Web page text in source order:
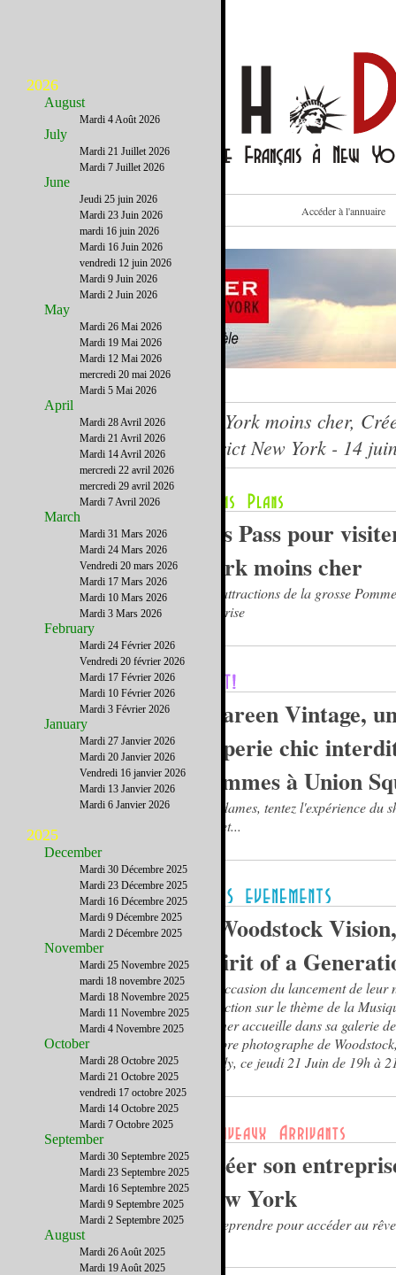
Voir cet email sur le site Accéder à l'annuaire
Les Pass pour visiter New York moins cher,
Le journal du French District New York - 14
Les Pass pour
York moins cher
Les attractions de la grosse
la cerise
Shareen Vintage,
friperie chic
hommes à Union
Mesdames, tentez l'expérience du
secret...
« Woodstock
Spirit of a
A l’occasion du lancement de leur
collection sur le thème de la
Korner accueille dans sa galerie
célèbre photographe de
Landy, ce jeudi 21 Juin de 19h à
Créer son
New York
Entreprendre pour accéder au
2026
August
Mardi 4 Août 2026
July
Mardi 21 Juillet 2026
Mardi 7 Juillet 2026
June
Jeudi 25 juin 2026
Mardi 23 Juin 2026
mardi 16 juin 2026
Mardi 16 Juin 2026
vendredi 12 juin 2026
Mardi 9 Juin 2026
Mardi 2 Juin 2026
May
Mardi 26 Mai 2026
Mardi 19 Mai 2026
Mardi 12 Mai 2026
mercredi 20 mai 2026
Mardi 5 Mai 2026
April
Mardi 28 Avril 2026
Mardi 21 Avril 2026
Mardi 14 Avril 2026
mercredi 22 avril 2026
mercredi 29 avril 2026
Mardi 7 Avril 2026
March
Mardi 31 Mars 2026
Mardi 24 Mars 2026
Vendredi 20 mars 2026
Mardi 17 Mars 2026
Mardi 10 Mars 2026
Mardi 3 Mars 2026
February
Mardi 24 Février 2026
Vendredi 20 février 2026
Mardi 17 Février 2026
Mardi 10 Février 2026
Mardi 3 Février 2026
January
Mardi 27 Janvier 2026
Mardi 20 Janvier 2026
Vendredi 16 janvier 2026
Mardi 13 Janvier 2026
Mardi 6 Janvier 2026
2025
December
Mardi 30 Décembre 2025
Mardi 23 Décembre 2025
Mardi 16 Décembre 2025
Mardi 9 Décembre 2025
Mardi 2 Décembre 2025
November
Mardi 25 Novembre 2025
mardi 18 novembre 2025
Mardi 18 Novembre 2025
Mardi 11 Novembre 2025
Mardi 4 Novembre 2025
October
Mardi 28 Octobre 2025
Mardi 21 Octobre 2025
vendredi 17 octobre 2025
Mardi 14 Octobre 2025
Mardi 7 Octobre 2025
September
Mardi 30 Septembre 2025
Mardi 23 Septembre 2025
Mardi 16 Septembre 2025
Mardi 9 Septembre 2025
Mardi 2 Septembre 2025
August
Mardi 26 Août 2025
Mardi 19 Août 2025